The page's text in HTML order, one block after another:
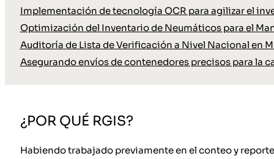
Implementación de tecnología OCR para agilizar el
Optimización del Inventario de Neumáticos para el
Auditoría de Lista de Verificación a Nivel Nacional en
Asegurando envíos de contenedores precisos para la
¿POR QUÉ RGIS?
Habiendo trabajado previamente en el conteo y